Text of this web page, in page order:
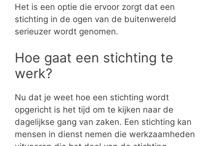
Het is een optie die ervoor zorgt dat een
stichting in de ogen van de buitenwereld
serieuzer wordt genomen.
Hoe gaat een stichting te
werk?
Nu dat je weet hoe een stichting wordt
opgericht is het tijd om te kijken naar de
dagelijkse gang van zaken. Een stichting kan
mensen in dienst nemen die werkzaamheden